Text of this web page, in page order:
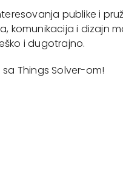
publike i
komunikacija i dizajn
i dugotrajno.
sa Things Solver-om!